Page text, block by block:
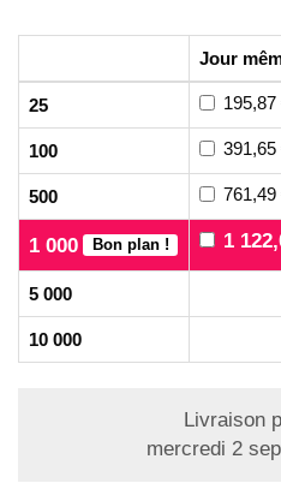
Jour
25 195,87
100 391,65
500 761,49
1 000 Bon plan ! 1
5 000
10 000
Livraison
mercredi 2